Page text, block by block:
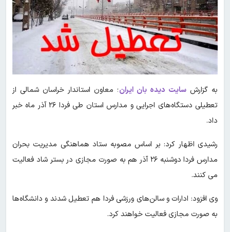
به گزارشسایت دیده بان ایران؛ معاون استاندار خراسان شمالی از
تعطیلی دستگاه‌های اجرایی و مدارس استان طی فردا ۲۶ آذر ماه خبر
داد.
رشیدی اظهار کرد: بر اساس مصوبه ستاد هماهنگی مدیریت بحران
مدارس فردا دوشنبه ۲۶ آذر هم به صورت مجازی در بستر شاد فعالیت
می کنند.
وی افزود: ادارات و سالن‌های ورزشی فردا هم تعطیل شدند و دانشگاه‌ها
به صورت مجازی فعالیت خواهند کرد.